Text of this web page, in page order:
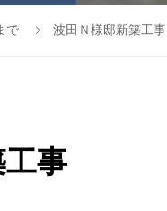
で 波田Ｎ様邸新築工事
事